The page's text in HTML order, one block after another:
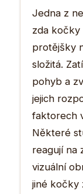
Jedna z
zda
protějšky
složitá.
pohyb a
jejich
faktorech
Některé
reagují na
vizuální
jiné kočky